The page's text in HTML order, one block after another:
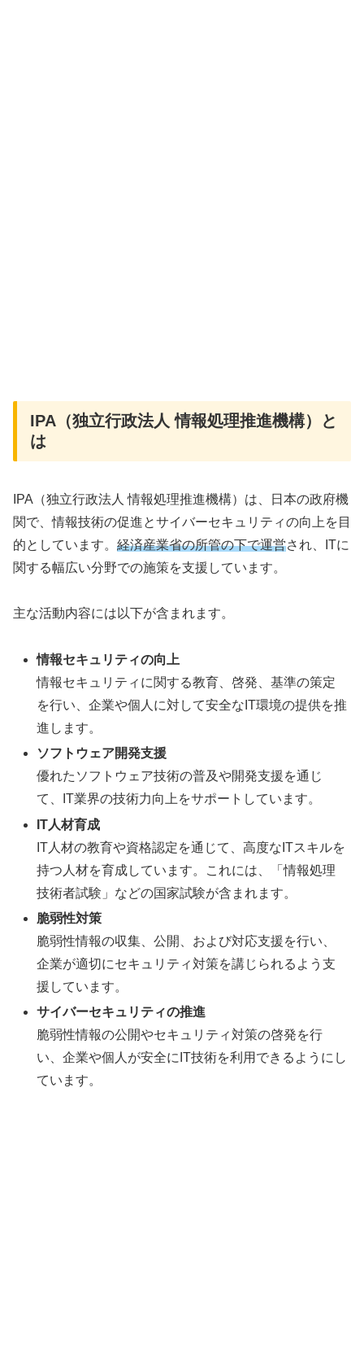
IPA（独立行政法人 情報処理推進機構）と
は
IPA（独立行政法人 情報処理推進機構）は、日本の政府機
関で、情報技術の促進とサイバーセキュリティの向上を目
的としています。 経済産業省の所管の下で運営され、ITに
関する幅広い分野での施策を支援しています。
主な活動内容には以下が含まれます。
情報セキュリティの向上
情報セキュリティに関する教育、啓発、基準の策定
を行い、企業や個人に対して安全なIT環境の提供を推
進します。
ソフトウェア開発支援
優れたソフトウェア技術の普及や開発支援を通じ
て、IT業界の技術力向上をサポートしています。
IT人材育成
IT人材の教育や資格認定を通じて、高度なITスキルを
持つ人材を育成しています。これには、「情報処理
技術者試験」などの国家試験が含まれます。
脆弱性対策
脆弱性情報の収集、公開、および対応支援を行い、
企業が適切にセキュリティ対策を講じられるよう支
援しています。
サイバーセキュリティの推進
脆弱性情報の公開やセキュリティ対策の啓発を行
い、企業や個人が安全にIT技術を利用できるようにし
ています。